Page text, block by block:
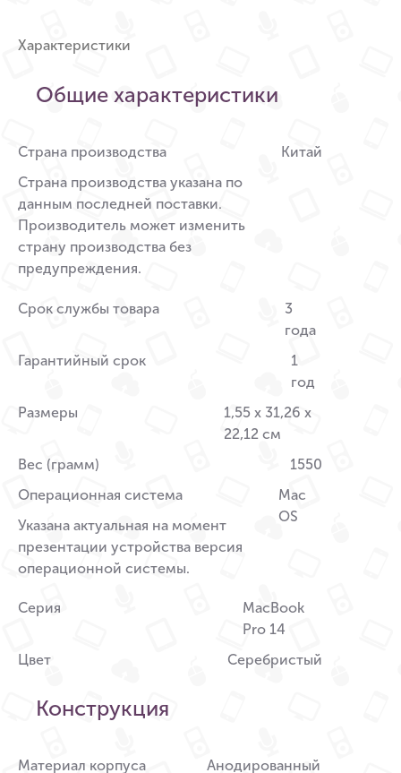
Характеристики
Общие характеристики
Страна производства
Страна производства указана по
данным последней поставки.
Производитель может изменить
страну производства без
предупреждения.
Китай
Срок службы товара
3
года
Гарантийный срок
1
год
Размеры
1,55 x 31,26 x
22,12 см
Вес (грамм)
1550
Операционная система
Указана актуальная на момент
презентации устройства версия
операционной системы.
Mac
OS
Серия
MacBook
Pro 14
Цвет
Серебристый
Конструкция
Материал корпуса
Анодированный